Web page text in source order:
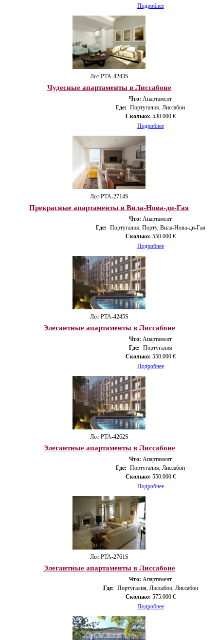
Подробнее
Лот PTA-4243S
Чудесные апартаменты в Лиссабоне
Что: Апартамент
Где: Португалия, Лиссабон
Сколько: 538.000 €
Подробнее
Лот PTA-2714S
Прекрасные апартаменты в Вила-Нова-ди-Гая
Что: Апартамент
Где: Португалия, Порту, Вила-Нова-ди-Гая
Сколько: 550.000 €
Подробнее
Лот PTA-4245S
Элегантные апартаменты в Лиссабоне
Что: Апартамент
Где: Португалия
Сколько: 550.000 €
Подробнее
Лот PTA-4262S
Элегантные апартаменты в Лиссабоне
Что: Апартамент
Где: Португалия, Лиссабон
Сколько: 550.000 €
Подробнее
Лот PTA-2761S
Элегантные апартаменты в Лиссабоне
Что: Апартамент
Где: Португалия, Лиссабон, Лиссабон
Сколько: 575.000 €
Подробнее